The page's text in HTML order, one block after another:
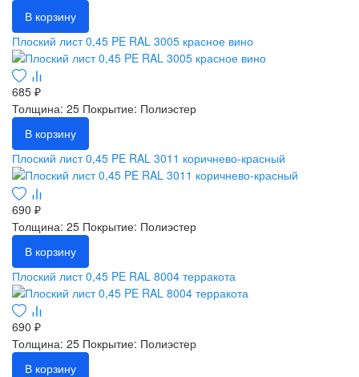
В корзину
Плоский лист 0,45 PE RAL 3005 красное вино
685 ₽
Толщина: 25 Покрытие: Полиэстер
В корзину
Плоский лист 0,45 PE RAL 3011 коричнево-красный
690 ₽
Толщина: 25 Покрытие: Полиэстер
В корзину
Плоский лист 0,45 PE RAL 8004 терракота
690 ₽
Толщина: 25 Покрытие: Полиэстер
В корзину